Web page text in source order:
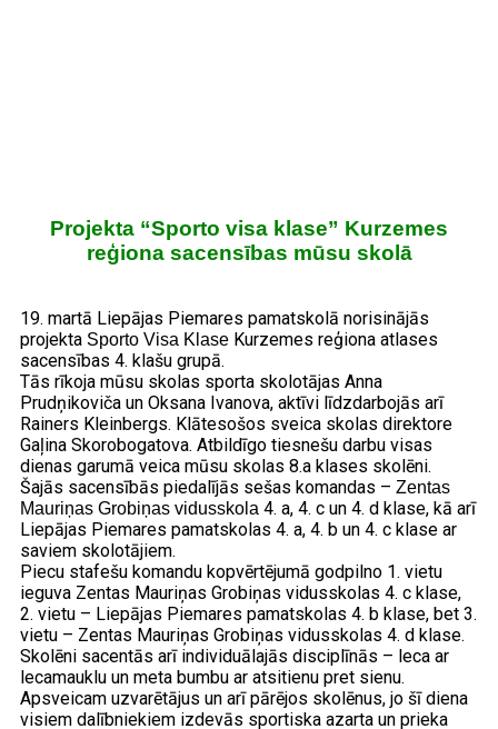
Projekta “Sporto visa klase” Kurzemes
reģiona sacensības mūsu skolā
19. martā Liepājas Piemares pamatskolā norisinājās
projekta Sporto Visa Klase Kurzemes reģiona atlases
sacensības 4. klašu grupā.
Tās rīkoja mūsu skolas sporta skolotājas Anna
Prudņikoviča un Oksana Ivanova, aktīvi līdzdarbojās arī
Rainers Kleinbergs. Klātesošos sveica skolas direktore
Gaļina Skorobogatova. Atbildīgo tiesnešu darbu visas
dienas garumā veica mūsu skolas 8.a klases skolēni.
Šajās sacensībās piedalījās sešas komandas – Zentas
Mauriņas Grobiņas vidusskola 4. a, 4. c un 4. d klase, kā arī
Liepājas Piemares pamatskolas 4. a, 4. b un 4. c klase ar
saviem skolotājiem.
Piecu stafešu komandu kopvērtējumā godpilno 1. vietu
ieguva Zentas Mauriņas Grobiņas vidusskolas 4. c klase,
2. vietu – Liepājas Piemares pamatskolas 4. b klase, bet 3.
vietu – Zentas Mauriņas Grobiņas vidusskolas 4. d klase.
Skolēni sacentās arī individuālajās disciplīnās – leca ar
lecamauklu un meta bumbu ar atsitienu pret sienu.
Apsveicam uzvarētājus un arī pārējos skolēnus, jo šī diena
visiem dalībniekiem izdevās sportiska azarta un prieka